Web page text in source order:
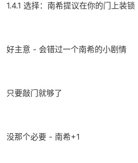
1.4.1 选择：南希提议在你的门上装锁
好主意 - 会错过一个南希的小剧情
只要敲门就够了
没那个必要 - 南希+1